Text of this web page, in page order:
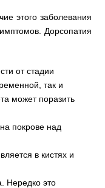
этого заболевания
Дорсопатия
от стадии
так и
может поразить
покрове над
в кистях и
Нередко это